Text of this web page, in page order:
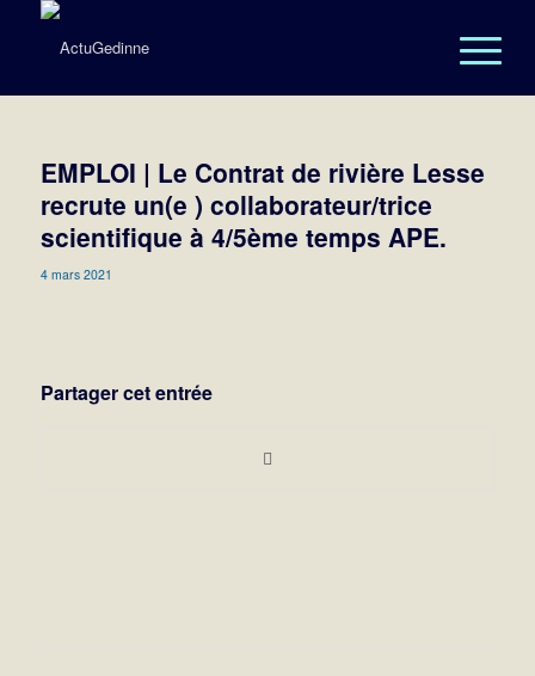
EMPLOI | Le Contrat de rivière Lesse
recrute un(e ) collaborateur/trice
scientifique à 4/5ème temps APE.
4 mars 2021
Partager cet entrée